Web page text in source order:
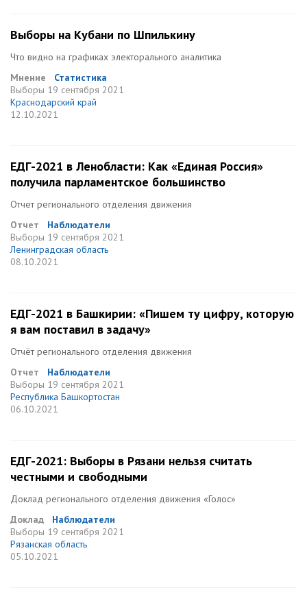
Выборы на Кубани по Шпилькину
Что видно на графиках электорального аналитика
Мнение
Статистика
Выборы 19 сентября 2021
Краснодарский край
12.10.2021
ЕДГ-2021 в Ленобласти: Как «Единая Россия»
получила парламентское большинство
Отчет регионального отделения движения
Отчет
Наблюдатели
Выборы 19 сентября 2021
Ленинградская область
08.10.2021
ЕДГ-2021 в Башкирии: «Пишем ту цифру, которую
я вам поставил в задачу»
Отчёт регионального отделения движения
Отчет
Наблюдатели
Выборы 19 сентября 2021
Республика Башкортостан
06.10.2021
ЕДГ-2021: Выборы в Рязани нельзя считать
честными и свободными
Доклад регионального отделения движения «Голос»
Доклад
Наблюдатели
Выборы 19 сентября 2021
Рязанская область
05.10.2021